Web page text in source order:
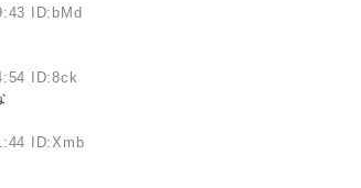
ID:bMd
ID:8ck
ID:Xmb